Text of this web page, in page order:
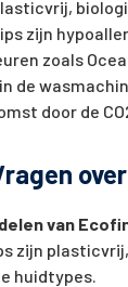
zijn
zoals
de
door de
van
zijn
huidtypes.